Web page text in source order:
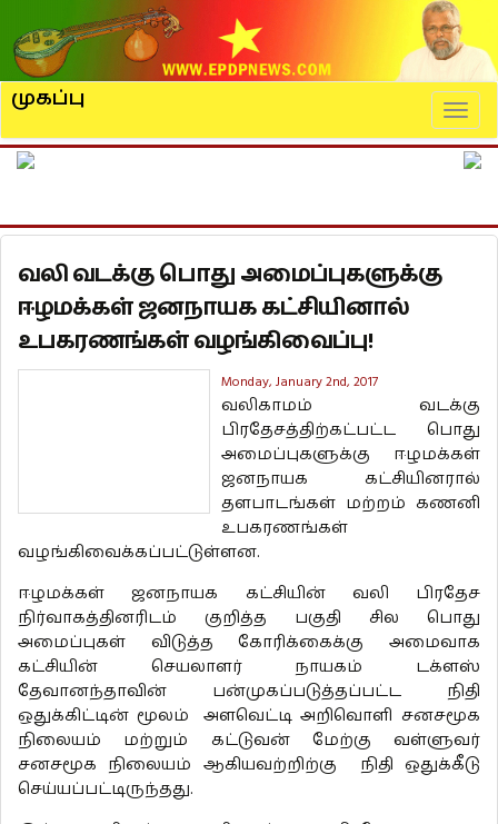
முகப்பு
வலி வடக்கு பொது அமைப்புகளுக்கு
ஈழமக்கள் ஜனநாயக கட்சியினால்
உபகரணங்கள் வழங்கிவைப்பு!
Monday, January 2nd, 2017
வலிகாமம் வடக்கு
பிரதேசத்திற்கட்பட்ட பொது
அமைப்புகளுக்கு ஈழமக்கள்
ஜனநாயக கட்சியினரால்
தளபாடங்கள் மற்றம் கணனி
உபகரணங்கள்
வழங்கிவைக்கப்பட்டுள்ளன.
ஈழமக்கள் ஜனநாயக கட்சியின் வலி பிரதேச
நிர்வாகத்தினரிடம் குறித்த பகுதி சில பொது
அமைப்புகள் விடுத்த கோரிக்கைக்கு அமைவாக
கட்சியின் செயலாளர் நாயகம் டக்ளஸ்
தேவானந்தாவின் பன்முகப்படுத்தப்பட்ட நிதி
ஒதுக்கிட்டின் மூலம் அளவெட்டி அறிவொளி சனசமூக
நிலையம் மற்றும் கட்டுவன் மேற்கு வள்ளுவர்
சனசமூக நிலையம் ஆகியவற்றிற்கு நிதி ஒதுக்கீடு
செய்யப்பட்டிருந்தது.